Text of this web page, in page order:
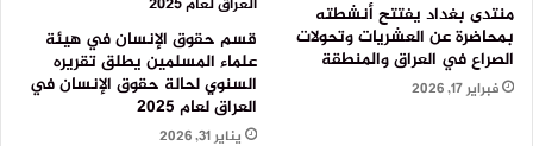
منتدى بغداد يفتتح أنشطته
بمحاضرة عن العشريات وتحولات
الصراع في العراق والمنطقة
فبراير 17, 2026
قسم حقوق الإنسان في هيئة
علماء المسلمين يطلق تقريره
السنوي لحالة حقوق الإنسان في
العراق لعام 2025
يناير 31, 2026